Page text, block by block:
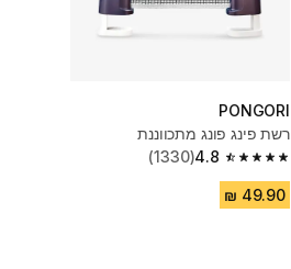
PONGORI
רשת פינג פונג מתכווננת
4.8
4.8 out of 5 stars from 1330 reviews
(1330)